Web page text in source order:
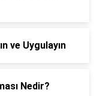
ve Uygulayın
Nedir?